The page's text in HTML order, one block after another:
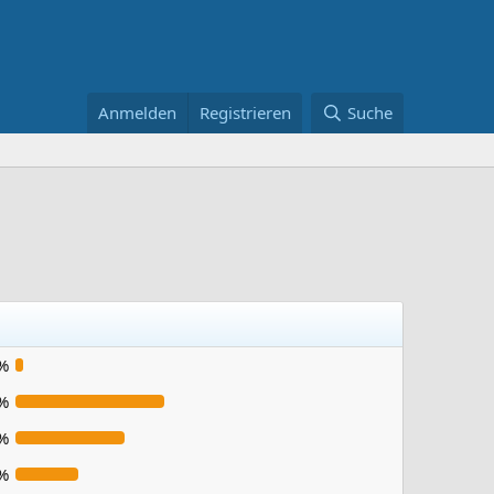
Anmelden Registrieren Suche